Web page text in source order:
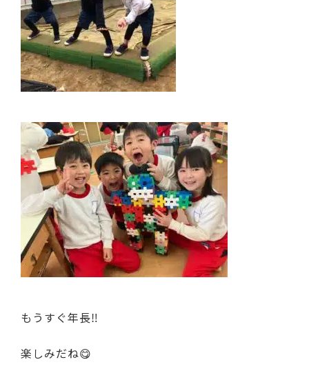
もうすぐ年長‼
楽しみだね😋